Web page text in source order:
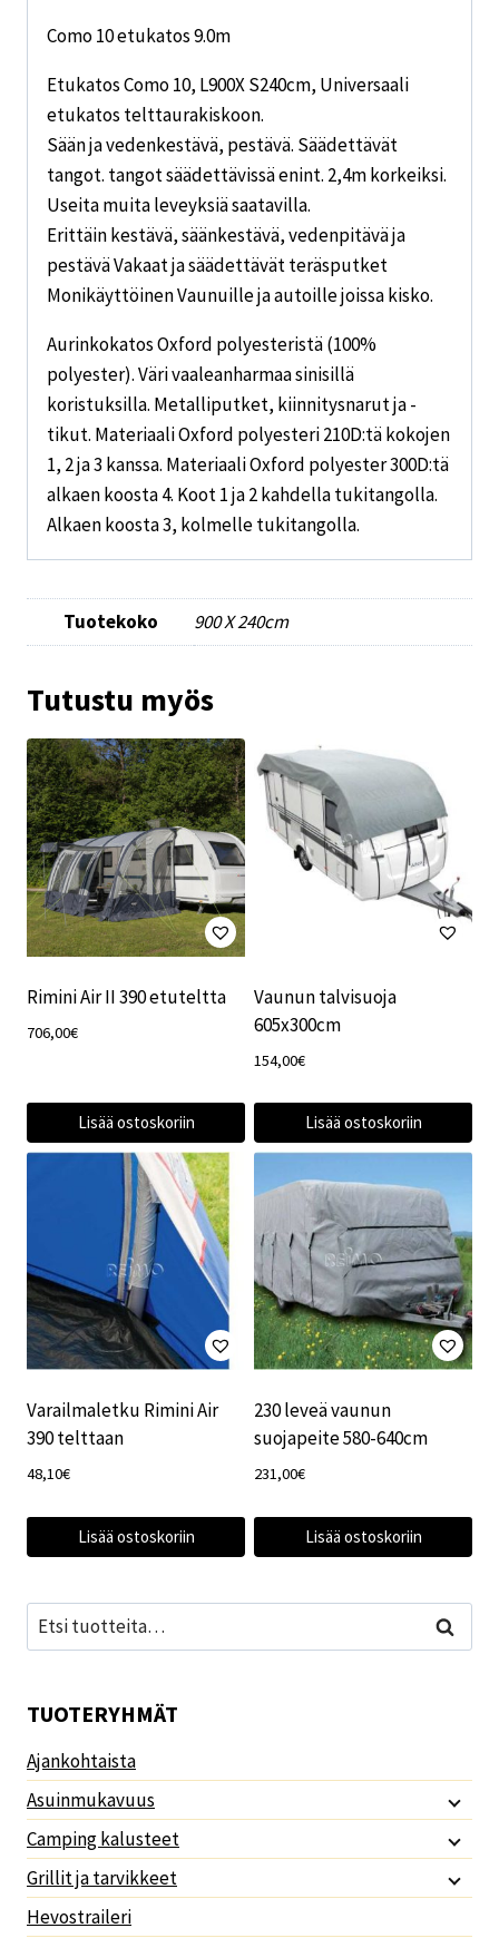
Como 10 etukatos 9.0m
Etukatos Como 10, L900X S240cm, Universaali
etukatos telttaurakiskoon.
Sään ja vedenkestävä, pestävä. Säädettävät
tangot. tangot säädettävissä enint. 2,4m korkeiksi.
Useita muita leveyksiä saatavilla.
Erittäin kestävä, säänkestävä, vedenpitävä ja
pestävä Vakaat ja säädettävät teräsputket
Monikäyttöinen Vaunuille ja autoille joissa kisko.
Aurinkokatos Oxford polyesteristä (100%
polyester). Väri vaaleanharmaa sinisillä
koristuksilla. Metalliputket, kiinnitysnarut ja -
tikut. Materiaali Oxford polyesteri 210D:tä kokojen
1, 2 ja 3 kanssa. Materiaali Oxford polyester 300D:tä
alkaen koosta 4. Koot 1 ja 2 kahdella tukitangolla.
Alkaen koosta 3, kolmelle tukitangolla.
Tuotekoko 900 X 240cm
Tutustu myös
Rimini Air II 390 etuteltta
706,00€
Lisää ostoskoriin
Vaunun talvisuoja
605x300cm
154,00€
Lisää ostoskoriin
Varailmaletku Rimini Air
390 telttaan
48,10€
Lisää ostoskoriin
230 leveä vaunun
suojapeite 580-640cm
231,00€
Lisää ostoskoriin
Etsi: Haku
TUOTERYHMÄT
Ajankohtaista
Asuinmukavuus
Camping kalusteet
Grillit ja tarvikkeet
Hevostraileri